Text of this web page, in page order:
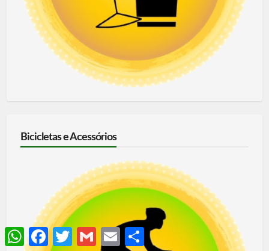
Bicicletas e Acessórios
WhatsAppFacebookTwitter Gmail Email Share